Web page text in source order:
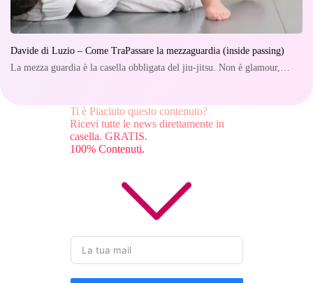
Davide di Luzio – Come TraPassare la mezzaguardia (inside passing)
La mezza guardia è la casella obbligata del jiu-jitsu. Non è glamour,…
Ti è Piaciuto questo contenuto?
Ricevi tutte le news direttamente in
casella. GRATIS.
100% Contenuti.